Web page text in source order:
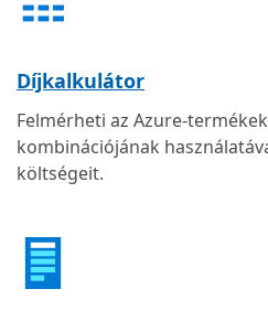
Díjkalkulátor
Felmérheti az Azure-
kombinációjának
költségeit.